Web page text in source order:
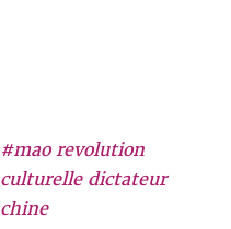
#mao revolution
culturelle dictateur
chine